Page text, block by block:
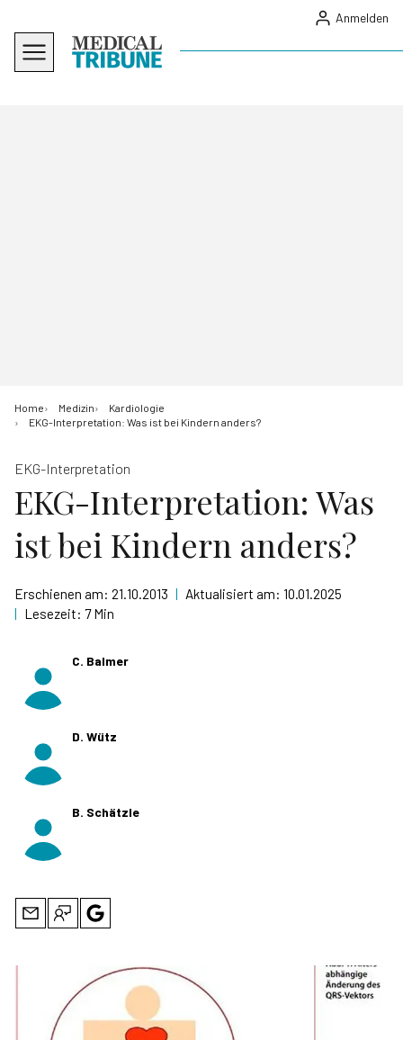
Anmelden
Home Medizin
Kardiologie
EKG-Interpretation: Was ist bei Kindern anders?
EKG-Interpretation
EKG-Interpretation: Was
ist bei Kindern anders?
Erschienen am: 21.10.2013 | Aktualisiert am: 10.01.2025
| Lesezeit: 7 Min
C. Balmer
D. Wütz
B. Schätzle